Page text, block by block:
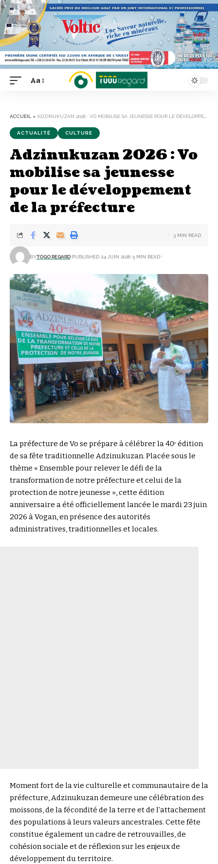
Font
Aa
ACCUEIL » ADZINUKUZAN 2026 : VO MOBILISE SA JEUNESSE POUR LE DÉVELOPPEMENT DE LA PRÉFECTURE
ACTUALITÉ CULTURE
Adzinukuzan 2026 : Vo
mobilise sa jeunesse
pour le développement
de la préfecture
BYTOGO REGARD PUBLISHED 24 JUIN 2026 3 MIN READ
3 MIN READ
La préfecture de Vo se prépare à célébrer la 40ᵉ édition
de sa fête traditionnelle Adzinukuzan. Placée sous le
thème « Ensemble pour relever le défi de la
transformation de notre préfecture et celui de la
protection de notre jeunesse », cette édition
anniversaire a été officiellement lancée le mardi 23 juin
2026 à Vogan, en présence des autorités
administratives, traditionnelles et locales.
Moment fort de la vie culturelle et communautaire de la
préfecture, Adzinukuzan demeure une célébration des
moissons, de la fécondité de la terre et de l’attachement
des populations à leurs valeurs ancestrales. Cette fête
constitue également un cadre de retrouvailles, de
cohésion sociale et de réflexion sur les enjeux de
développement du territoire.